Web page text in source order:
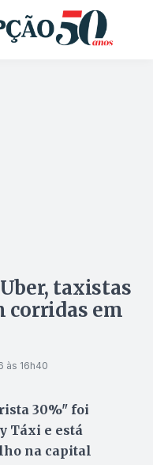
taxistas
corridas em
às 16h40
30%" foi
Táxi e está
na capital